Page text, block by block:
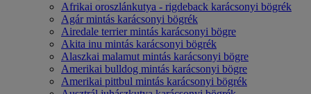
Afrikai oroszlánkutya - rigdeback karácsonyi bögrék
Agár mintás karácsonyi bögrék
Airedale terrier mintás karácsonyi bögre
Akita inu mintás karácsonyi bögrék
Alaszkai malamut mintás karácsonyi bögre
Amerikai bulldog mintás karácsonyi bögre
Amerikai pittbul mintás karácsonyi bögrék